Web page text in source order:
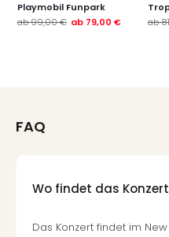
Playmobil Funpark
ab99,00 € ab 79,00 €
ab
FAQ
Wo findet das
Das Konzert findet im